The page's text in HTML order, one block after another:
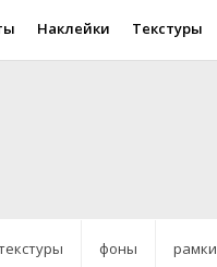
Наклейки Текстуры
фоны рамки